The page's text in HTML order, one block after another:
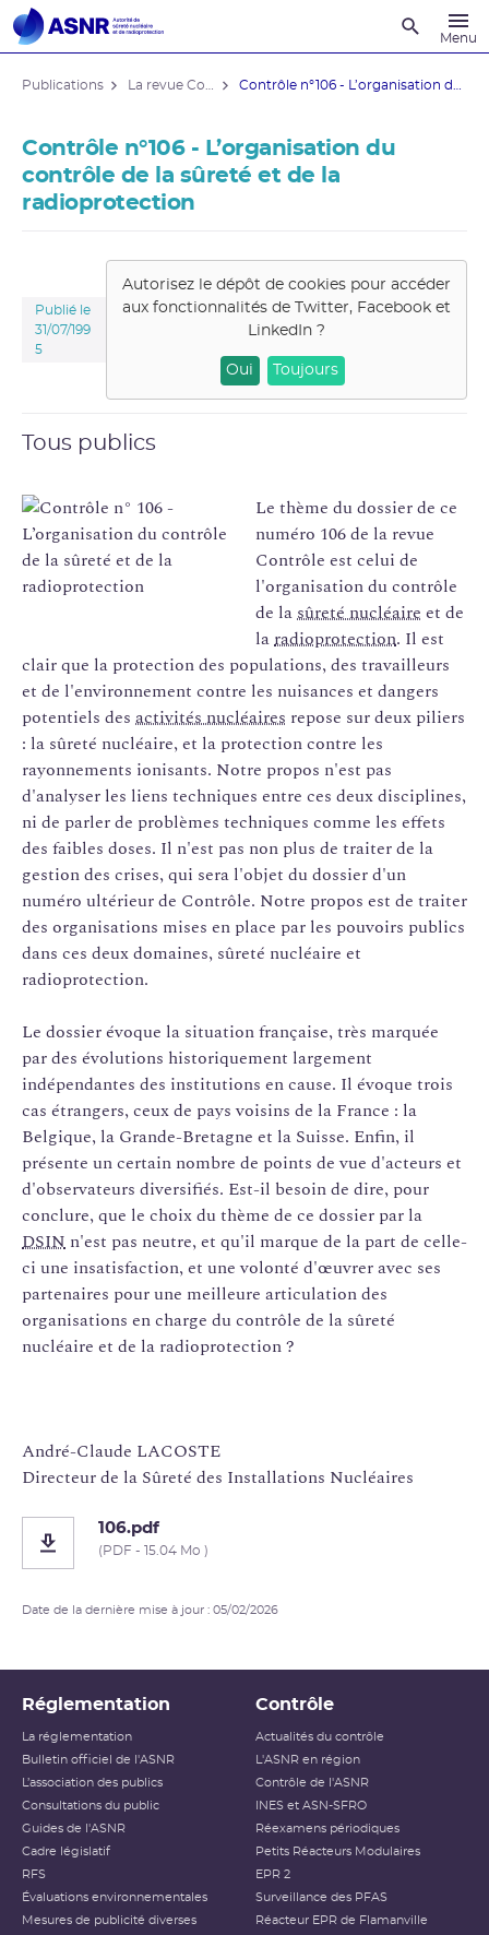
Menu
Publications
Contrôle n°106 - L’organisation du
contrôle de la sûreté et de la
radioprotection
Publié le
31/07/199
5
Autorisez le dépôt de cookies pour accéder
aux fonctionnalités de Twitter, Facebook et
LinkedIn?
Oui Toujours
Tous publics
Le thème du dossier de ce
numéro 106 de la revue
Contrôle est celui de
l'organisation du contrôle
de lasûreté nucléaire et de
laradioprotection. Il est
clair que la protection des populations, des travailleurs
et de l'environnement contre les nuisances et dangers
potentiels des activités nucléaires repose sur deux piliers
: la sûreté nucléaire, et la protection contre les
rayonnements ionisants. Notre propos n'est pas
d'analyser les liens techniques entre ces deux disciplines,
ni de parler de problèmes techniques comme les effets
des faibles doses. Il n'est pas non plus de traiter de la
gestion des crises, qui sera l'objet du dossier d'un
numéro ultérieur de Contrôle. Notre propos est de traiter
des organisations mises en place par les pouvoirs publics
dans ces deux domaines, sûreté nucléaire et
radioprotection.
Le dossier évoque la situation française, très marquée
par des évolutions historiquement largement
indépendantes des institutions en cause. Il évoque trois
cas étrangers, ceux de pays voisins de la France : la
Belgique, la Grande-Bretagne et la Suisse. Enfin, il
présente un certain nombre de points de vue d'acteurs et
d'observateurs diversifiés. Est-il besoin de dire, pour
conclure, que le choix du thème de ce dossier par la
DSIN n'est pas neutre, et qu'il marque de la part de celle-
ci une insatisfaction, et une volonté d'œuvrer avec ses
partenaires pour une meilleure articulation des
organisations en charge du contrôle de la sûreté
nucléaire et de la radioprotection ?
André-Claude LACOSTE
Directeur de la Sûreté des Installations Nucléaires
106.pdf
(PDF - 15.04 Mo )
Date de la dernière mise à jour : 05/02/2026
Réglementation
La réglementation
Bulletin officiel de l'ASNR
L’association des publics
Consultations du public
Guides de l'ASNR
Cadre législatif
RFS
Évaluations environnementales
Mesures de publicité diverses
Contrôle
Actualités du contrôle
L'ASNR en région
Contrôle de l'ASNR
INES et ASN-SFRO
Réexamens périodiques
Petits Réacteurs Modulaires
EPR 2
Surveillance des PFAS
Réacteur EPR de Flamanville